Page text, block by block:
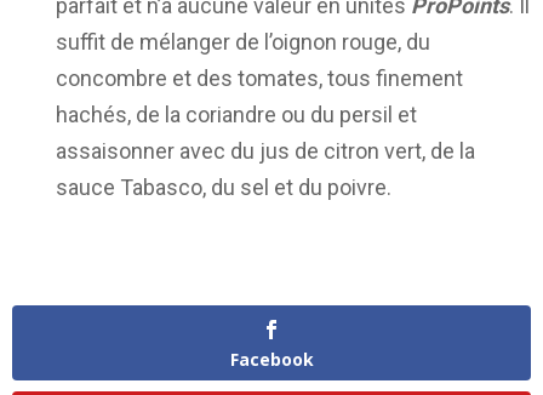
suffit de mélanger de l’oignon rouge, du
concombre et des tomates, tous finement
hachés, de la coriandre ou du persil et
assaisonner avec du jus de citron vert, de la
sauce Tabasco, du sel et du poivre.
Facebook